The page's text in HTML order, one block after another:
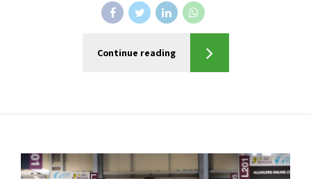
Continue reading